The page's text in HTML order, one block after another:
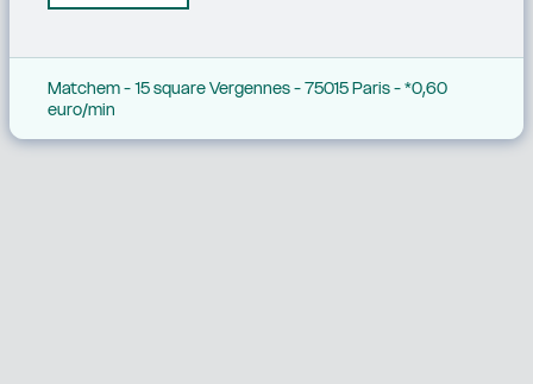
Matchem - 15 square Vergennes - 75015 Paris - *0,60
euro/min